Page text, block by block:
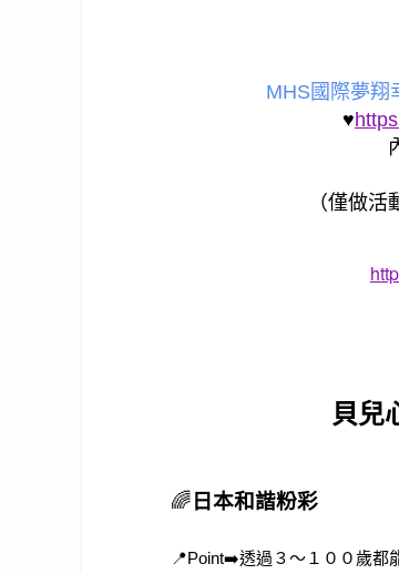
MHS國際夢翔
♥
（僅做
貝兒
🌈 日本和諧粉彩
📍Point➡️透過３～１００歲都